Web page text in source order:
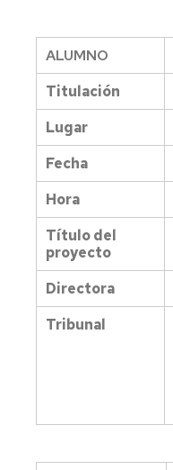
ALUMNO
Titulación
Lugar
Fecha
Hora
Título del
proyecto
Directora
Tribunal